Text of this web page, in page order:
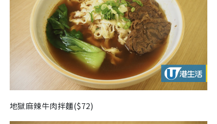
地獄麻辣牛肉拌麵($72)